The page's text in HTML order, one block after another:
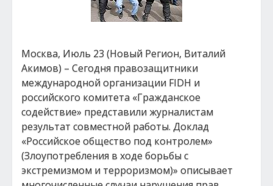
Москва, Июль 23 (Новый Регион, Виталий
Акимов) – Сегодня правозащитники
международной организации FIDH и
российского комитета «Гражданское
содействие» представили журналистам
результат совместной работы. Доклад
«Российское общество под контролем»
(Злоупотребления в ходе борьбы с
экстремизмом и терроризмом)» описывает